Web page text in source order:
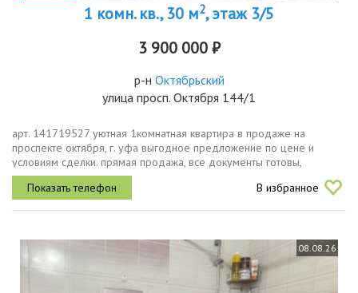
1 комн. кв., 30 м2, этаж 3/5
3 900 000 ₽
р-н Октябрьский
улица просп. Октября 144/1
арт. 141719527 уютная 1комнатная квартира в продаже на
проспекте октября, г. уфа выгодное предложение по цене и
условиям сделки. прямая продажа, все документы готовы,
возможна ипотека заселиться или вложиться можно быстро и без
лишних рисков....
В избранное
08.08.26